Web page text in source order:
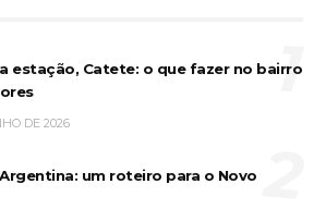
estação, Catete: o que fazer no bairro
DE 2026
1
um roteiro para o Novo